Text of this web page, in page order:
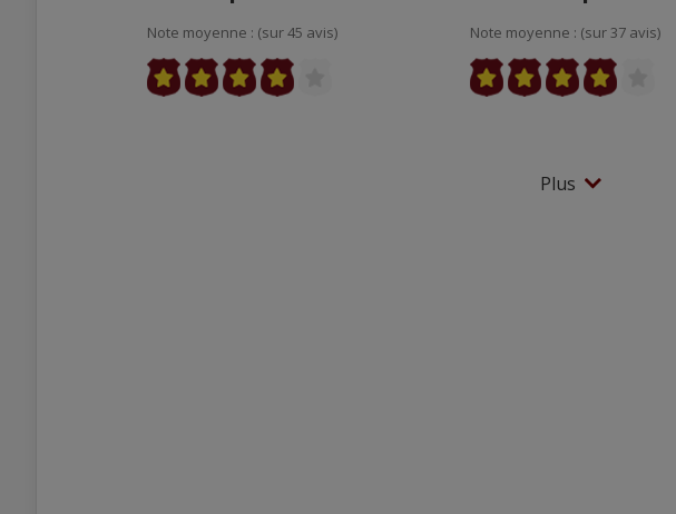
Note moyenne : (sur 45 avis) Note moyenne : (sur 37 avis)
Plus